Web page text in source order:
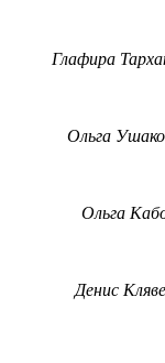
Глафира
Ольга
Ольга
Денис